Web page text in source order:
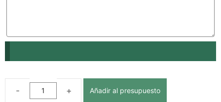
PÉRGOLA
Añadir al presupuesto